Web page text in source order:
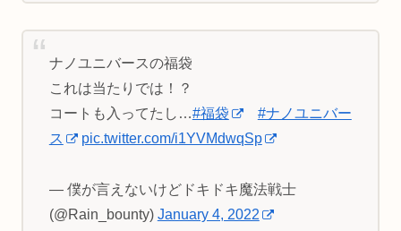
ナノユニバースの福袋
これは当たりでは！？
コートも入ってたし…#福袋
#ナノユニバー
ス
pic.twitter.com/i1YVMdwqSp
— 僕が言えないけどドキドキ魔法戦士
(@Rain_bounty) January 4, 2022